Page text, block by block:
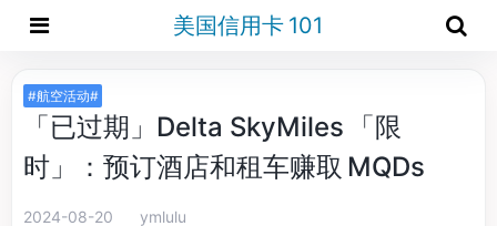
美国信用卡 101
#航空活动#
「已过期」Delta SkyMiles 「限
时」：预订酒店和租车赚取 MQDs
2024-08-20 ymlulu